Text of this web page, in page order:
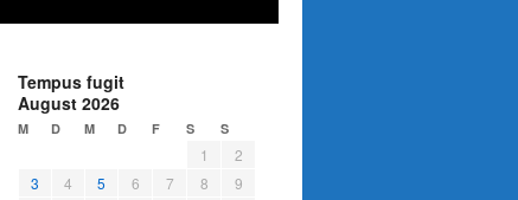
Tempus fugit
August 2026
M D M D F S S
1
2
3
4 5 6 7 8
9